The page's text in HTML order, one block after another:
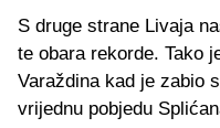
S druge strane Livaja
te obara rekorde. Tako
Varaždina kad je zabio
vrijednu pobjedu